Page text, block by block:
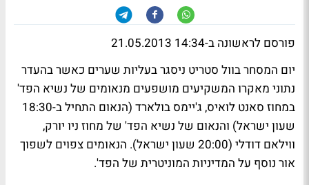
פורסם לראשונה ב-14:34 21.05.2013
יום המסחר בוול סטריט ניסגר בעליות שערים כאשר בהעדר
נתוני מאקרו המשקיעים מושפעים מנאומים של נשיא הפד'
במחוז סאנט לואיס, ג'יימס בולארד (הנאום התחיל ב-18:30
שעון ישראל) והנאום של נשיא הפד' של מחוז ניו יורק,
ווילאם דודלי (20:00 שעון ישראל). הנאומים צפוים לשפוך
אור נוסף על המדיניות המוניטרית של הפד'.